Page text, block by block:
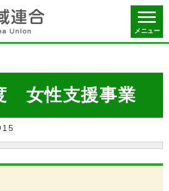
メニュー
女性支援事業